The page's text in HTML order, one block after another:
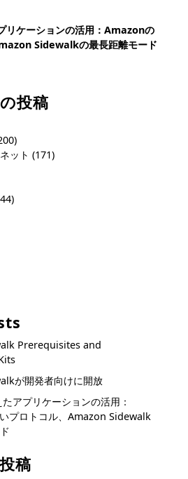
リケーションの活用：Amazonの
Sidewalkの最長距離モード
投稿
ット(171)
Prerequisites and
が開発者向けに開放
アプリケーションの活用：
プロトコル、Amazon Sidewalk
稿